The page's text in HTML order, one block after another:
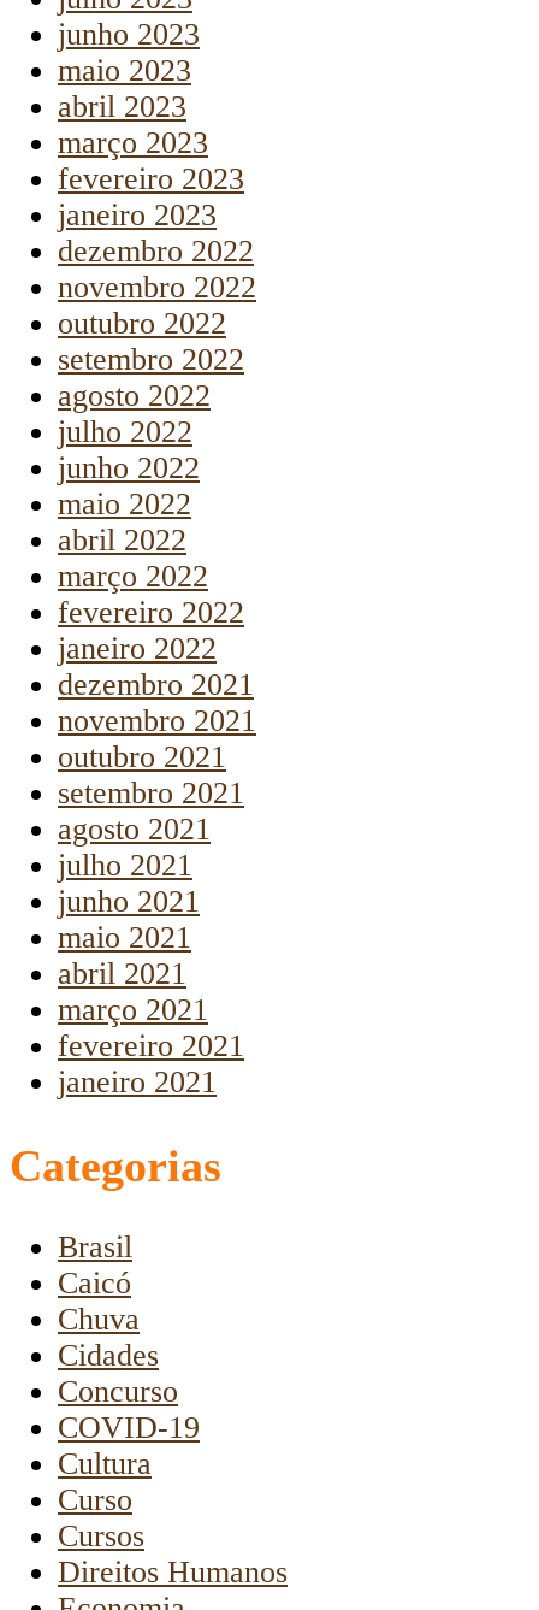
junho 2023
maio 2023
abril 2023
março 2023
fevereiro 2023
janeiro 2023
dezembro 2022
novembro 2022
outubro 2022
setembro 2022
agosto 2022
julho 2022
junho 2022
maio 2022
abril 2022
março 2022
fevereiro 2022
janeiro 2022
dezembro 2021
novembro 2021
outubro 2021
setembro 2021
agosto 2021
julho 2021
junho 2021
maio 2021
abril 2021
março 2021
fevereiro 2021
janeiro 2021
Categorias
Brasil
Caicó
Chuva
Cidades
Concurso
COVID-19
Cultura
Curso
Cursos
Direitos Humanos